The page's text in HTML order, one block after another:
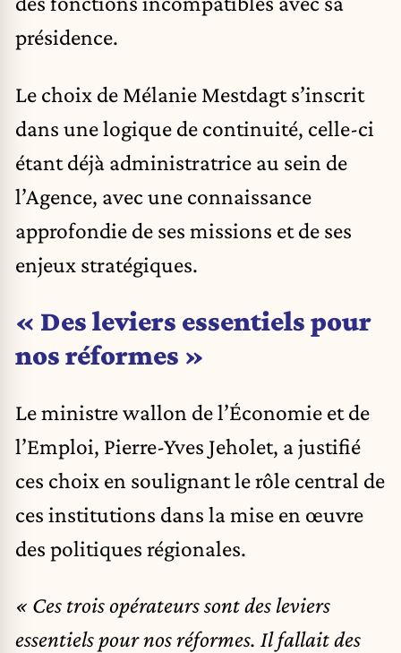
présidence.
Le choix de Mélanie Mestdagt s’inscrit
dans une logique de continuité, celle-ci
étant déjà administratrice au sein de
l’Agence, avec une connaissance
approfondie de ses missions et de ses
enjeux stratégiques.
« Des leviers essentiels pour
nos réformes »
Le ministre wallon de l’Économie et de
l’Emploi, Pierre-Yves Jeholet, a justifié
ces choix en soulignant le rôle central de
ces institutions dans la mise en œuvre
des politiques régionales.
« Ces trois opérateurs sont des leviers
essentiels pour nos réformes. Il fallait des